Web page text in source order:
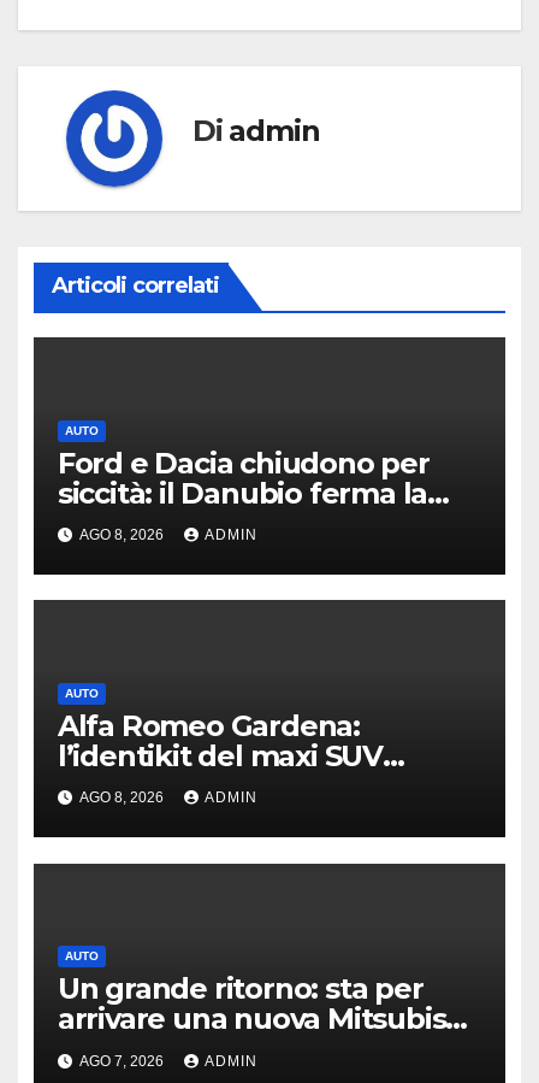
Di admin
Articoli correlati
AUTO
Ford e Dacia chiudono per
siccità: il Danubio ferma la
produzione auto
AGO 8, 2026 ADMIN
AUTO
Alfa Romeo Gardena:
l’identikit del maxi SUV
immaginato per Usa e Cina
AGO 8, 2026 ADMIN
AUTO
Un grande ritorno: sta per
arrivare una nuova Mitsubishi
Pajero
AGO 7, 2026 ADMIN